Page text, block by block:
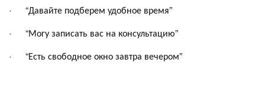
· “Давайте подберем удобное время”
· “Могу записать вас на консультацию”
· “Есть свободное окно завтра вечером”